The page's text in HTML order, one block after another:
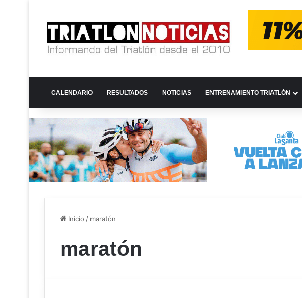
CALENDARIO RESULTADOS NOTICIAS ENTRENAMIENTO TRIATLÓN
Inicio / maratón
maratón